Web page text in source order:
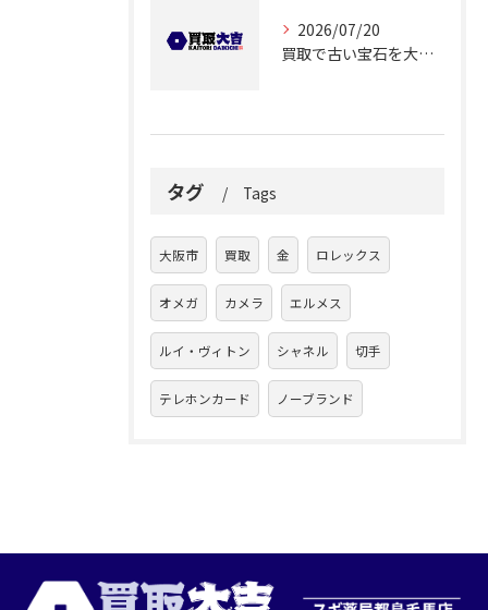
2026/07/20
買取で古い宝石を大阪府大阪市都島区大東町で高く売るコツと査定ポイント徹底解説
タグ Tags
大阪市 買取 金 ロレックス
オメガ カメラ エルメス
ルイ・ヴィトン シャネル 切手
テレホンカード ノーブランド